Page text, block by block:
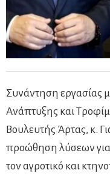
Συνάντηση εργασίας
Ανάπτυξης και
Βουλευτής Άρτας, κ.
προώθηση λύσεων
τον αγροτικό και